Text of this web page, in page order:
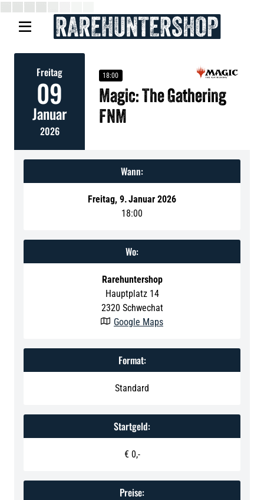

Freitag
09
Januar
2026
18:00
Magic: The Gathering
FNM
Wann:
Freitag, 9.Januar 2026
18:00
Wo:
Rarehuntershop
Hauptplatz 14
2320 Schwechat
 Google Maps
Format:
Standard
Startgeld:
€ 0,-
Preise: